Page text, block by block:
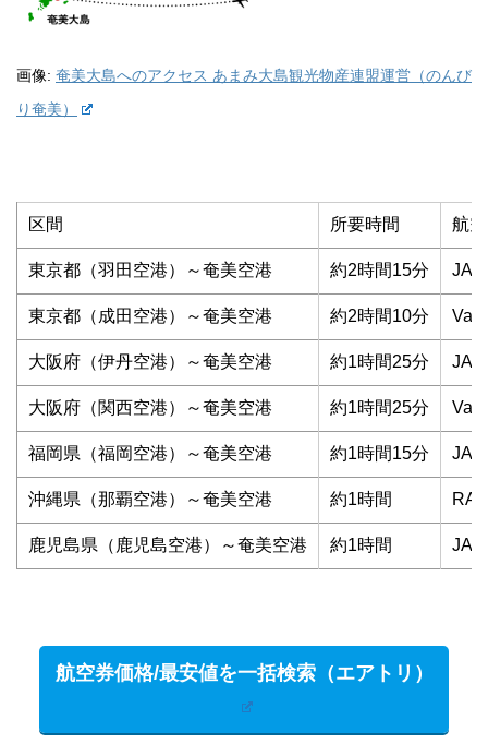
画像: 奄美大島へのアクセス あまみ大島観光物産連盟運営（のんび
り奄美）
区間 所要時間 航
東京都（羽田空港）～奄美空港 約2時間15分 JAL
東京都（成田空港）～奄美空港 約2時間10分
大阪府（伊丹空港）～奄美空港 約1時間25分 JAL
大阪府（関西空港）～奄美空港 約1時間25分
福岡県（福岡空港）～奄美空港 約1時間15分 JAL
沖縄県（那覇空港）～奄美空港 約1時間
鹿児島県（鹿児島空港）～奄美空港 約1時間 JAL
航空券価格/最安値を一括検索（エアトリ）